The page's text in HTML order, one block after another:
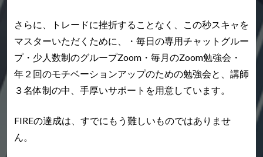
さらに、トレードに挫折することなく、この秒スキャを
マスターいただくために、
・毎日の専用チャットグルー
プ・少人数制のグループZoom・毎月のZoom勉強会 ・
年２回のモチベーションアップのための勉強会と、講師
３名体制の中、手厚いサポートを用意しています。
FIREの達成は、すでにもう難しいものではありませ
ん。